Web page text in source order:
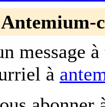
message
à